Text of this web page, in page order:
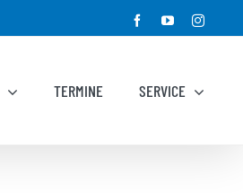
FacebookYouTube
TERMINE SERVICE